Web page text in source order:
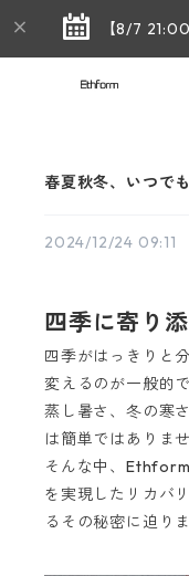
【8/7
春夏秋冬、いつで
2024/12/24 09:11
四季に寄り
四季がはっきりと
変えるのが一般的
蒸し暑さ、冬の寒
は簡単ではありませ
そんな中、
を実現したリカバ
るその秘密に迫りま